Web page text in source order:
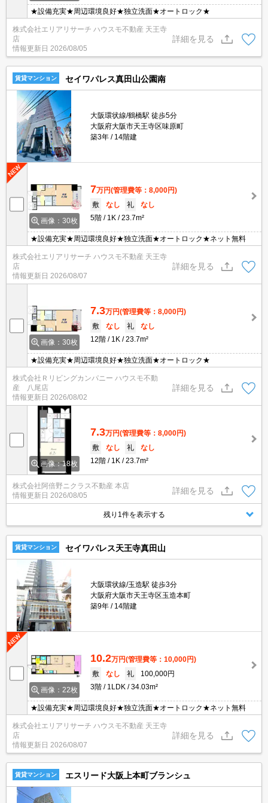
★設備充実★周辺環境良好★独立洗面★オートロック★
株式会社エリアリサーチ ハウスモ不動産 天王寺
店
情報更新日 2026/08/05
詳細を見る
賃貸マンション セイワパレス真田山公園南
大阪環状線/鶴橋駅 徒歩5分
大阪府大阪市天王寺区味原町
築3年
14階建
画像：30枚
7万円(管理費等：8,000円)
敷
なし 礼
なし
5階
1K 23.7m²
★設備充実★周辺環境良好★独立洗面★オートロック★ネット無料
株式会社エリアリサーチ ハウスモ不動産 天王寺
店
情報更新日 2026/08/07
詳細を見る
画像：30枚
7.3万円(管理費等：8,000円)
敷
なし 礼
なし
12階
1K 23.7m²
★設備充実★周辺環境良好★独立洗面★オートロック★
株式会社Ｒリビングカンパニー ハウスモ不動
産 八尾店
情報更新日 2026/08/02
詳細を見る
画像：18枚
7.3万円(管理費等：8,000円)
敷
なし 礼
なし
12階
1K 23.7m²
株式会社阿倍野ニクラス不動産 本店
情報更新日 2026/08/05
詳細を見る
残り1件を表示する
賃貸マンション セイワパレス天王寺真田山
大阪環状線/玉造駅 徒歩3分
大阪府大阪市天王寺区玉造本町
築9年
14階建
画像：22枚
10.2万円(管理費等：10,000円)
敷
なし 礼
100,000円
3階
1LDK 34.03m²
★設備充実★周辺環境良好★独立洗面★オートロック★ネット無料
株式会社エリアリサーチ ハウスモ不動産 天王寺
店
情報更新日 2026/08/07
詳細を見る
賃貸マンション エスリード大阪上本町ブランシュ